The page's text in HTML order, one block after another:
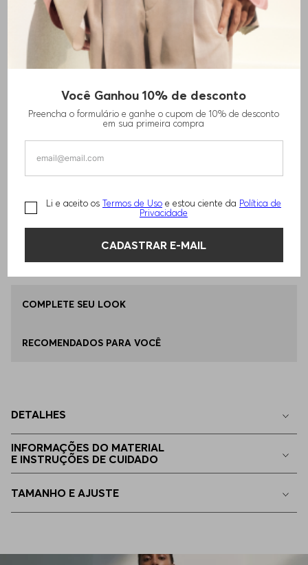
Você Ganhou 10% de desconto
Preencha o formulário e ganhe o cupom de 10% de desconto
em sua primeira compra
Li e aceito os Termos de Uso e estou ciente da Política de
Privacidade
CADASTRAR E-MAIL
BOLSA DE OMBRO
920,00 R$ 560,00
TAMANHO -ÚNICO Informações do Tamanho
Tabela de Tamanhos
ÚNICO Disponível
ADICIONAR AO CARRINHO
Encontre uma Loja
COMPLETE SEU LOOK
RECOMENDADOS PARA VOCÊ
DETALHES
INFORMAÇÕES DO MATERIAL
E INSTRUÇÕES DE CUIDADO
TAMANHO E AJUSTE